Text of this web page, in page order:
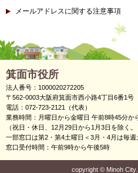
メールアドレスに関する注意事項
箕面市役所
法人番号：1000020272205
〒562-0003大阪府箕面市西小路4丁目6番1号
電話：072-723-2121（代表）
業務時間：月曜日から金曜日 午前8時45分か
（祝日・休日、12月29日から1月3日を除く。
一部窓口は第2・第4土曜日＜3月・4月は毎週
窓口受付時間：午前9時から午後5時
copyright ©Minoh City.